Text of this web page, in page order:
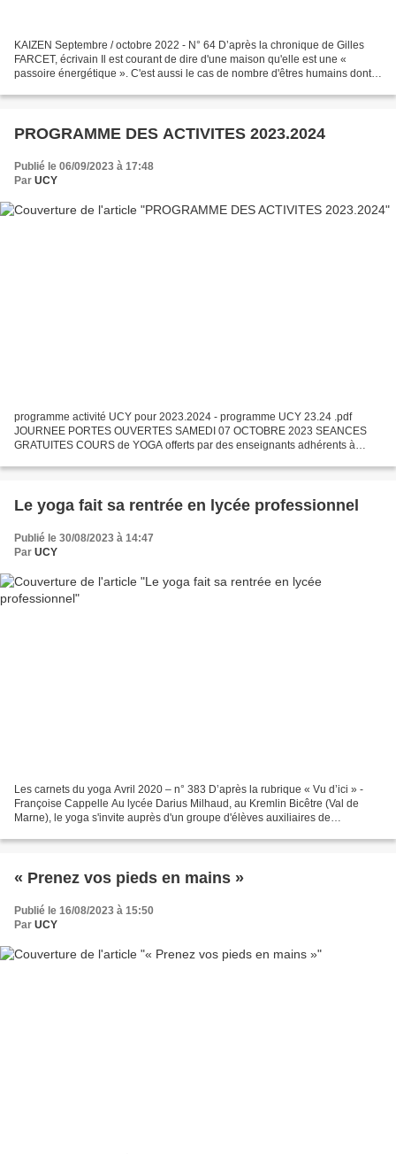
KAIZEN Septembre / octobre 2022 - N° 64 D’après la chronique de Gilles
FARCET, écrivain Il est courant de dire d'une maison qu'elle est une «
passoire énergétique ». C'est aussi le cas de nombre d'êtres humains dont
PROGRAMME DES ACTIVITES 2023.2024
Publié le 06/09/2023 à 17:48
Par UCY
programme activité UCY pour 2023.2024 - programme UCY 23.24 .pdf
JOURNEE PORTES OUVERTES SAMEDI 07 OCTOBRE 2023 SEANCES
GRATUITES COURS de YOGA offerts par des enseignants adhérents à
Le yoga fait sa rentrée en lycée professionnel
Publié le 30/08/2023 à 14:47
Par UCY
Les carnets du yoga Avril 2020 – n° 383 D’après la rubrique « Vu d’ici » -
Françoise Cappelle Au lycée Darius Milhaud, au Kremlin Bicêtre (Val de
Marne), le yoga s'invite auprès d'un groupe d'élèves auxiliaires de
« Prenez vos pieds en mains »
Publié le 16/08/2023 à 15:50
Par UCY